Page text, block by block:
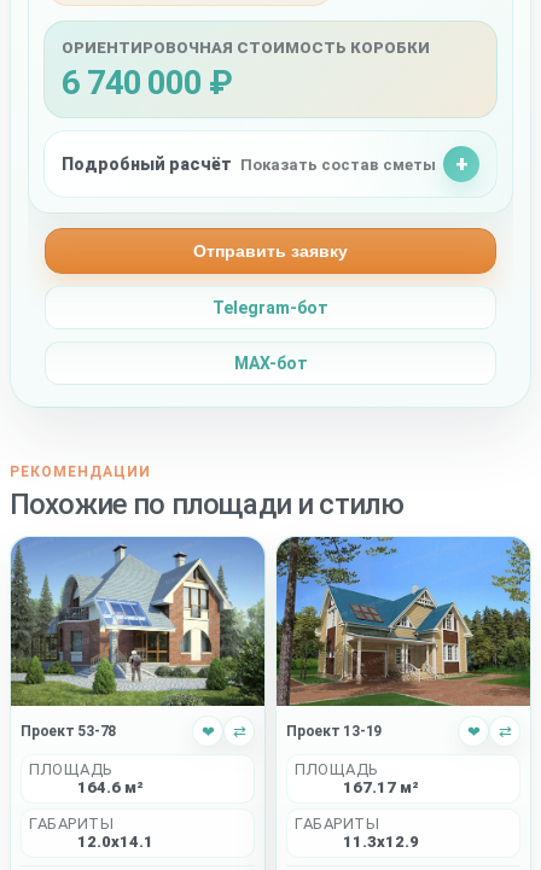
ОРИЕНТИРОВОЧНАЯ СТОИМОСТЬ КОРОБКИ
6 740 000 ₽
Подробный расчёт Показать состав сметы
Отправить заявку
Telegram-бот
MAX-бот
РЕКОМЕНДАЦИИ
Похожие по площади и стилю
Проект 53-78 ❤ ⇄
ПЛОЩАДЬ
164.6 м²
ГАБАРИТЫ
12.0x14.1
Проект 13-19 ❤ ⇄
ПЛОЩАДЬ
167.17 м²
ГАБАРИТЫ
11.3x12.9